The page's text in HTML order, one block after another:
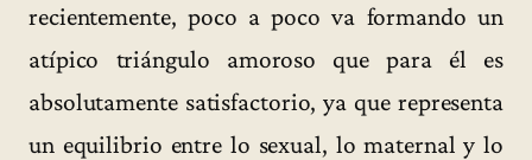
recientemente, poco a poco va formando un
atípico triángulo amoroso que para él es
absolutamente satisfactorio, ya que representa
un equilibrio entre lo sexual, lo maternal y lo